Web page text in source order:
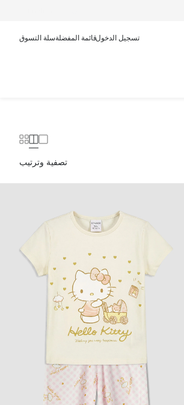
تسجيل الدخولقائمة المفضلةسلة التسوق
تصفية وترتيب